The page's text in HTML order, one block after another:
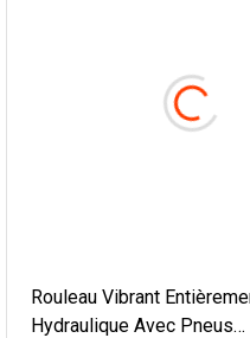
Rouleau Vibrant
Hydraulique Avec Pneus